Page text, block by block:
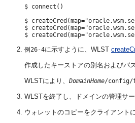
$ connect()
$
$
$
例26-4に示すように、WLST
作成したキーストアの別名およびパ
WLSTにより、 DomainHome/config/
WLSTを終了し、ドメインの管理サ
ウォレットのコピーをクライアント